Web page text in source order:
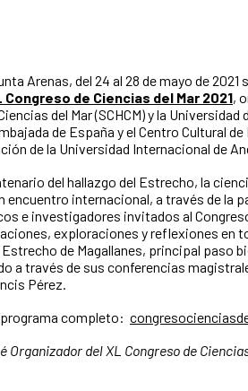
Arenas, del 24 al 28 de mayo de 2021
Congreso de Ciencias del Mar 2021,
del Mar (SCHCM) y la Universidad
de España y el Centro Cultural de
de la Universidad Internacional de
del hallazgo del Estrecho, la
encuentro internacional, a través de la
e investigadores invitados al
exploraciones y reflexiones en
de Magallanes, principal paso
a través de sus conferencias
Pérez.
completo:
Organizador del XL Congreso de